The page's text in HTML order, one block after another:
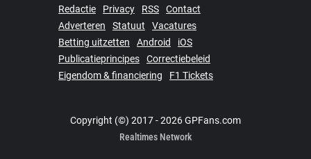
Redactie Privacy RSS
Contact
Adverteren
Statuut
Vacatures
Betting uitzetten
Android
iOS
Publicatieprincipes
Correctiebeleid
Eigendom & financiering
F1 Tickets
Copyright (©) 2017 - 2026 GPFans.com
Realtimes Network